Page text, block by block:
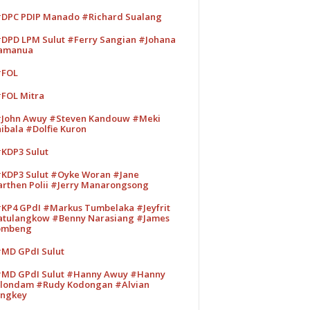
PDIP Manado #Richard Sualang
LPM Sulut #Ferry Sangian #Johana
Mitra
Awuy #Steven Kandouw #Meki
#Dolfie Kuron
Sulut
Sulut #Oyke Woran #Jane
Polii #Jerry Manarongsong
GPdI #Markus Tumbelaka #Jeyfrit
#Benny Narasiang #James
GPdI Sulut
GPdI Sulut #Hanny Awuy #Hanny
#Rudy Kodongan #Alvian